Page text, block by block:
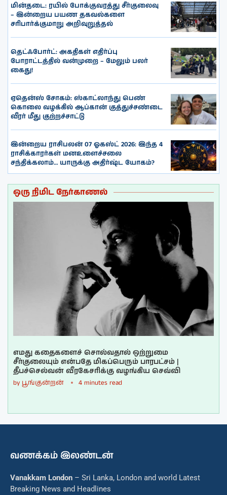
மின்தடை: ரயில் போக்குவரத்து சீர்குலைவு
– இன்றைய பயண தகவல்களை
சரிபார்க்குமாறு அறிவுறுத்தல்
தெட்ஃபோர்ட்: அகதிகள் எதிர்ப்பு
போராட்டத்தில் வன்முறை – மேலும் பலர்
கைது!
ஏதென்ஸ் சோகம்: ஸ்காட்லாந்து பெண்
கொலை வழக்கில் ஆப்கான் குத்துச்சண்டை
வீரர் மீது குற்றச்சாட்டு
இன்றைய ராசிபலன் 07 ஓகஸ்ட் 2026: இந்த 4
ராசிக்காரர்கள் மனஉளைச்சலை
சந்திக்கலாம்… யாருக்கு அதிர்ஷ்ட யோகம்?
ஒரு நிமிட நேர்காணல்
எமது கதைகளைச் சொல்வதால் ஒற்றுமை
சீர்குலையும் என்பதே மிகப்பெரும் பாரபட்சம் |
தீபச்செல்வன் வீரகேசரிக்கு வழங்கிய செவ்வி
by பூங்குன்றன் 4 minutes read
வணக்கம் இலண்டன்
Vanakkam London – Sri Lanka, London and world Latest
Breaking News and Headlines